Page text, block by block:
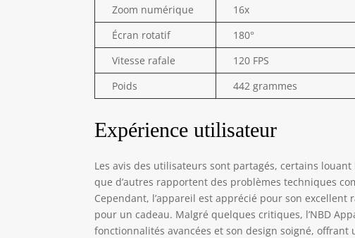
Zoom numérique
16x
Écran rotatif
180°
Vitesse rafale
120 FPS
Poids
442 grammes
Expérience utilisateur
Les avis des utilisateurs sont partagés, certains
que d’autres rapportent des problèmes techniques
Cependant, l’appareil est apprécié pour son
pour un cadeau. Malgré quelques critiques, l’NBD
fonctionnalités avancées et son design soigné,